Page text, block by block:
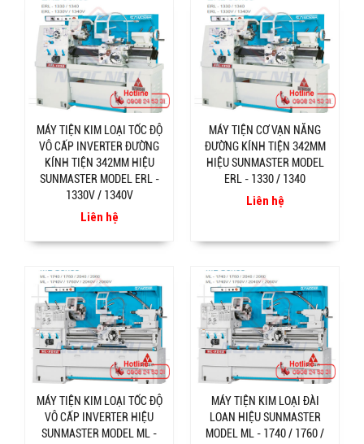
MÁY TIỆN KIM LOẠI TỐC ĐỘ
VÔ CẤP INVERTER ĐƯỜNG
KÍNH TIỆN 342MM HIỆU
SUNMASTER MODEL ERL -
1330V / 1340V
Liên hệ
MÁY TIỆN CƠ VẠN NĂNG
ĐƯỜNG KÍNH TIỆN 342MM
HIỆU SUNMASTER MODEL
ERL - 1330 / 1340
Liên hệ
MÁY TIỆN KIM LOẠI TỐC ĐỘ
VÔ CẤP INVERTER HIỆU
SUNMASTER MODEL ML -
MÁY TIỆN KIM LOẠI ĐÀI
LOAN HIỆU SUNMASTER
MODEL ML - 1740 / 1760 /